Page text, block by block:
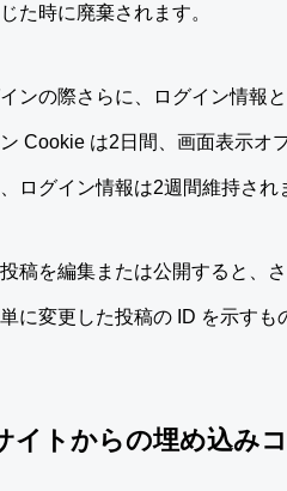
た時に廃棄されます。
ンの際さらに、ログイン情報
Cookie は2日間、画面表示オ
ログイン情報は2週間維持され
稿を編集または公開すると、
に変更した投稿の ID を示すも
イトからの埋め込み